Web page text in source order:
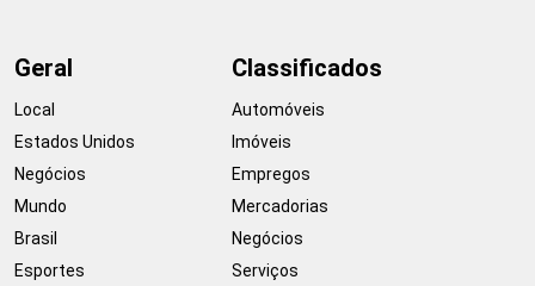
Geral
Local
Estados Unidos
Negócios
Mundo
Brasil
Esportes
Classificados
Automóveis
Imóveis
Empregos
Mercadorias
Negócios
Serviços